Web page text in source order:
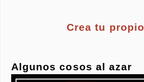
Crea tu propio
Algunos cosos al azar